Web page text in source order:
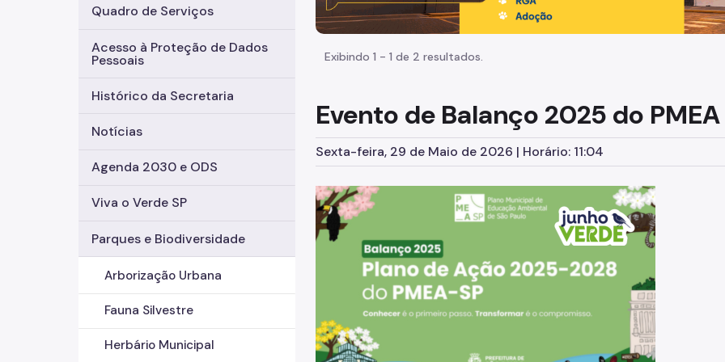
Quadro de Serviços
Acesso à Proteção de Dados
Pessoais
Histórico da Secretaria
Notícias
Agenda 2030 e ODS
Viva o Verde SP
Parques e Biodiversidade
Arborização Urbana
Fauna Silvestre
Herbário Municipal
Exibindo 1 - 1 de 2 resultados.
Evento de Balanço 2025 do PMEA
Sexta-feira, 29 de Maio de 2026 | Horário: 11:04